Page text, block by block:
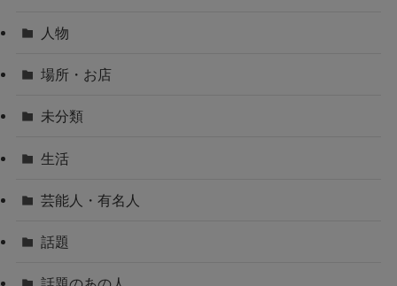
人物
場所・お店
未分類
生活
芸能人・有名人
話題